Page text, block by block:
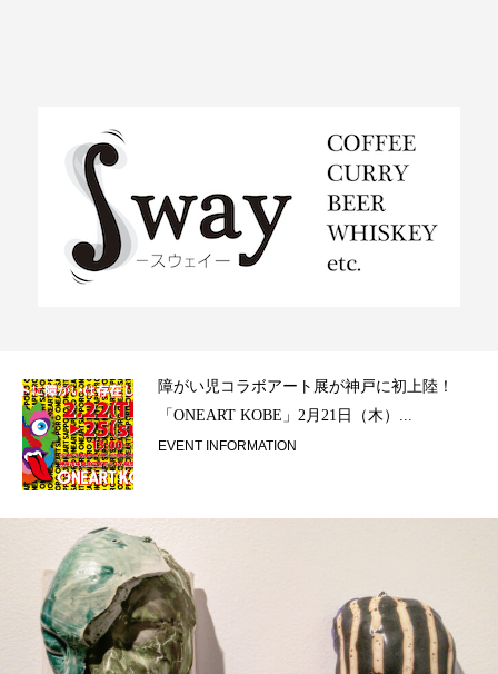
障がい児コラボアート展が神戸に初上陸！
「ONEART KOBE」2月21日（木）...
EVENT INFORMATION